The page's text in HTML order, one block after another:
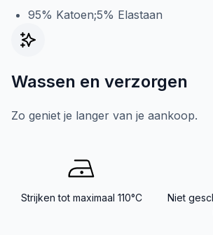
95% Katoen;5% Elastaan
Wassen en verzorgen
Zo geniet je langer van je aankoop.
Strijken tot maximaal 110°C
Niet